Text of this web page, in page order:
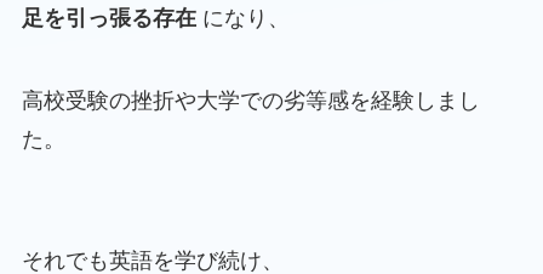
足を引っ張る存在になり、
高校受験の挫折や大学での劣等感を経験しまし
た。
それでも英語を学び続け、